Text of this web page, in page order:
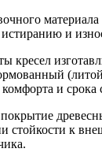
и
кресел
и срока
стойкости к